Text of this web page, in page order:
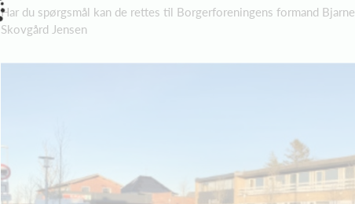
Har du spørgsmål kan de rettes til Borgerforeningens formand Bjarne
Skovgård Jensen